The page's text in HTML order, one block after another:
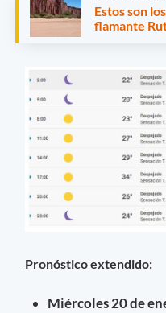
Estos son
flamante
Pronóstico extendido:
Miércoles 20 de